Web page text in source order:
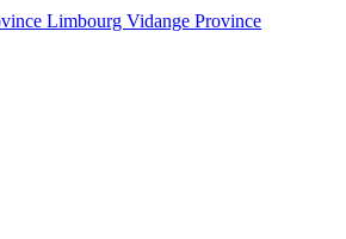
Limbourg Vidange Province